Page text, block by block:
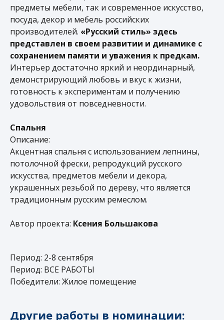
предметы мебели, так и современное искусство,
посуда, декор и мебель российских
производителей. «Русский стиль» здесь
представлен в своем развитии и динамике с
сохранением памяти и уважения к предкам.
Интерьер достаточно яркий и неординарный,
демонстрирующий любовь и вкус к жизни,
готовность к экспериментам и получению
удовольствия от повседневности.
Спальня
Описание:
Акцентная спальня с использованием лепнины,
потолочной фрески, репродукций русского
искусства, предметов мебели и декора,
украшенных резьбой по дереву, что является
традиционным русским ремеслом.
Автор проекта: Ксения Большакова
Период: 2-8 сентября
Период: ВСЕ РАБОТЫ
Победители: Жилое помещение
Другие работы в номинации:
+7 499 377 70 27